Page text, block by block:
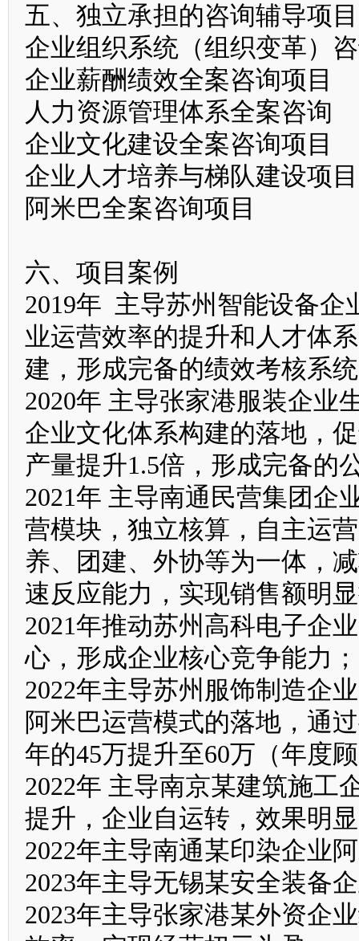
五、独立承担的咨询辅导项目
企业组织系统（组织变革）
企业薪酬绩效全案咨询项目
人力资源管理体系全案咨询
企业文化建设全案咨询项目
企业人才培养与梯队建设项目
阿米巴全案咨询项目
六、项目案例
2019年 主导苏州智能设备企
业运营效率的提升和人才体
建，形成完备的绩效考核系统
2020年 主导张家港服装企业
企业文化体系构建的落地，
产量提升1.5倍，形成完备的
2021年 主导南通民营集团企
营模块，独立核算，自主运
养、团建、外协等为一体，
速反应能力，实现销售额明
2021年推动苏州高科电子企
心，形成企业核心竞争能力；
2022年主导苏州服饰制造企
阿米巴运营模式的落地，通
年的45万提升至60万（年度
2022年 主导南京某建筑施工
提升，企业自运转，效果明
2022年主导南通某印染企业
2023年主导无锡某安全装备
2023年主导张家港某外资企